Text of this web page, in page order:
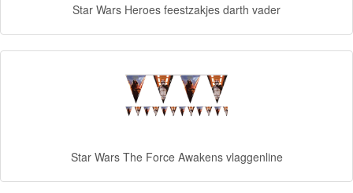
Kitty
Star Wars Heroes feestzakjes darth vader
Star Wars The Force Awakens vlaggenline